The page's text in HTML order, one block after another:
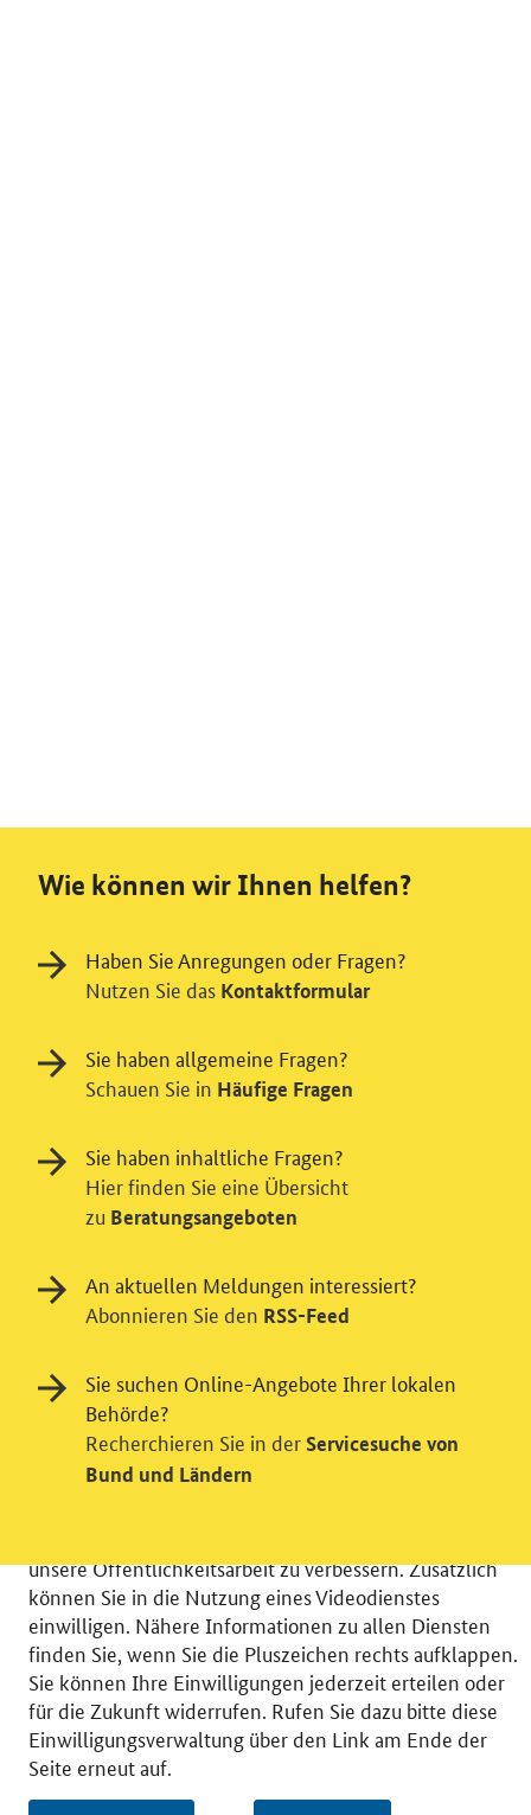
© 2026 Bundesministerium für Wirtschaft und Energie
RSS
Benutzerhinweise
Inhaltsverzeichnis
Impressum
Barrierefreiheit
Datenschutz
Einwilligungsverwaltung
Einwilligung in Tracking und / oder
Videodienst
Wir bitten Sie an dieser Stelle um Ihre Einwilligung für
verschiedene Zusatzdienste unserer Webseite: Wir
unsere Öffentlichkeitsarbeit zu verbessern. Zusätzlich
können Sie in die Nutzung eines Videodienstes
einwilligen. Nähere Informationen zu allen Diensten
finden Sie, wenn Sie die Pluszeichen rechts aufklappen.
Sie können Ihre Einwilligungen jederzeit erteilen oder
für die Zukunft widerrufen. Rufen Sie dazu bitte diese
Einwilligungsverwaltung über den Link am Ende der
Seite erneut auf.
Wie können wir Ihnen helfen?
Haben Sie Anregungen oder Fragen?
Nutzen Sie das Kontaktformular
Sie haben allgemeine Fragen?
Schauen Sie in Häufige Fragen
Sie haben inhaltliche Fragen?
Hier finden Sie eine Übersicht
zu Beratungsangeboten
An aktuellen Meldungen interessiert?
Abonnieren Sie den RSS-Feed
Sie suchen Online-Angebote Ihrer lokalen
Behörde?
Recherchieren Sie in der Servicesuche von
Bund und Ländern